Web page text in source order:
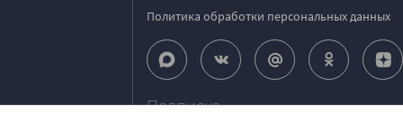
Политика обработки персональных данных
Подписка